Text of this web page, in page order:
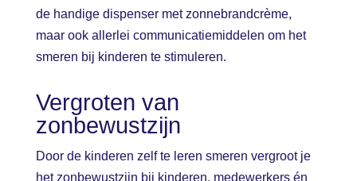
de handige dispenser met zonnebrandcrème,
maar ook allerlei communicatiemiddelen om het
smeren bij kinderen te stimuleren.
Vergroten van
zonbewustzijn
Door de kinderen zelf te leren smeren vergroot je
het zonbewustzijn bij kinderen, medewerkers én